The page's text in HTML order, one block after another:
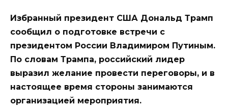
Избранный президент США Дональд Трамп
сообщил о подготовке встречи с
президентом России Владимиром Путиным.
По словам Трампа, российский лидер
выразил желание провести переговоры, и в
настоящее время стороны занимаются
организацией мероприятия.